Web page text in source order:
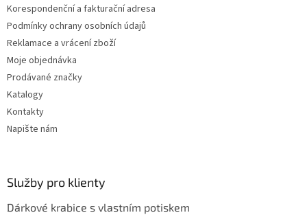
Korespondenční a fakturační adresa
Podmínky ochrany osobních údajů
Reklamace a vrácení zboží
Moje objednávka
Prodávané značky
Katalogy
Kontakty
Napište nám
Služby pro klienty
Dárkové krabice s vlastním potiskem